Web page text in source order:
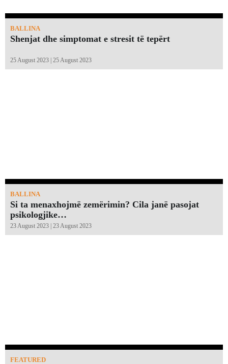
BALLINA
Shenjat dhe simptomat e stresit të tepërt
25 August 2023 | 25 August 2023
BALLINA
Si ta menaxhojmë zemërimin? Cila janë pasojat
psikologjike…
23 August 2023 | 23 August 2023
FEATURED